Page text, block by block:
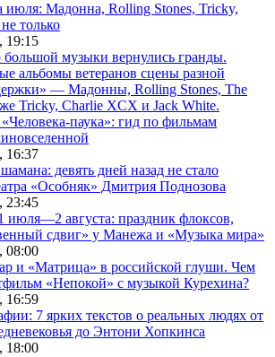
июля: Мадонна, Rolling Stones, Tricky,
только
19:15
музыки вернулись гранды.
альбомы ветеранов сцены разной
— Мадонны, Rolling Stones, The
же Tricky, Charlie XCX и Jack White.
паука»: гид по фильмам
16:37
девять дней назад не стало
«Особняк» Дмитрия Поднозова
23:45
июля—2 августа: праздник флоксов,
сдвиг» у Манежа и «Музыка мира»
08:00
и «Матрица» в российской глуши. Чем
«Непокой» с музыкой Курехина?
16:59
7 ярких текстов о реальных людях от
до Энтони Хопкинса
18:00